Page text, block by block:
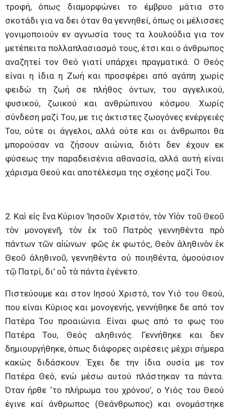
τροφή, όπως διαμορφώνει το έμβρυο μάτια στο
σκοτάδι για να δει όταν θα γεννηθεί, όπως οι μέλισσες
γονιμοποιούν εν αγνωσία τους τα λουλούδια για τον
μετέπειτα πολλαπλασιασμό τους, έτσι και ο άνθρωπος
αναζητεί τον Θεό γιατί υπάρχει πραγματικά. Ο Θεός
είναι η ίδια η Ζωή και προσφέρει από αγάπη χωρίς
φειδώ τη ζωή σε πλήθος όντων, του αγγελικού,
φυσικού, ζωικού και ανθρώπινου κόσμου. Χωρίς
σύνδεση μαζί Του, με τις άκτιστες ζωογόνες ενέργειές
Του, ούτε οι άγγελοι, αλλά ούτε και οι άνθρωποι θα
μπορούσαν να ζήσουν αιώνια, διότι δεν έχουν εκ
φύσεως την παραδεισένια αθανασία, αλλά αυτή είναι
χάρισμα Θεού και αποτέλεσμα της σχέσης μαζί Του.
2. Καὶ εἰς ἕνα Κύριον Ἰησοῦν Χριστόν, τὸν Υἱὸν τοῦ Θεοῦ
τὸν μονογενῆ, τὸν ἐκ τοῦ Πατρὸς γεννηθέντα πρὸ
πάντων τῶν αἰώνων· φῶς ἐκ φωτός, Θεὸν ἀληθινὸν ἐκ
Θεοῦ ἀληθινοῦ, γεννηθέντα οὐ ποιηθέντα, ὁμοούσιον
τῷ Πατρί, δι' οὗ τὰ πάντα ἐγένετο.
Πιστεύουμε και στον Ιησού Χριστό, τον Υιό του Θεού,
που είναι Κύριος και μονογενής, γεννήθηκε δε από τον
Πατέρα Του προαιώνια. Είναι φως από το φως του
Πατέρα Του, Θεός αληθινός. Γεννήθηκε και δεν
δημιουργήθηκε, όπως διάφορες αιρέσεις μέχρι σήμερα
κακώς διδάσκουν. Έχει δε την ίδια ουσία με τον
Πατέρα Θεό, ενώ μέσω αυτού πλάστηκαν τα πάντα.
Όταν ήρθε ‘το πλήρωμα του χρόνου’, ο Υιός του Θεού
έγινε καί άνθρωπος (Θεάνθρωπος) και ονομάστηκε